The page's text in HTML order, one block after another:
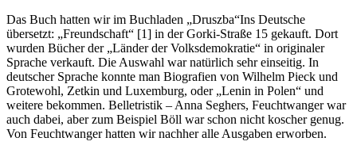
Das Buch hatten wir im Buchladen
Druszba Ins Deutsche
übersetzt:
Freundschaft [1] in der Gorki-Straße 15 gekauft. Dort
wurden Bücher der Länder der Volksdemokratie
in originaler
Sprache verkauft. Die Auswahl war natürlich sehr einseitig. In
deutscher Sprache konnte man Biografien von Wilhelm Pieck und
Grotewohl, Zetkin und Luxemburg, oder Lenin in Polen
und
weitere bekommen. Belletristik – Anna Seghers, Feuchtwanger war
auch dabei, aber zum Beispiel Böll war schon nicht koscher genug.
Von Feuchtwanger hatten wir nachher alle Ausgaben erworben.